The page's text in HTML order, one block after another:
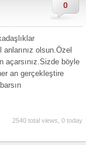
0
olsun.Özel
açarsınız.Sizde böyle
an gerçekleştire
2540 total views, 0 today